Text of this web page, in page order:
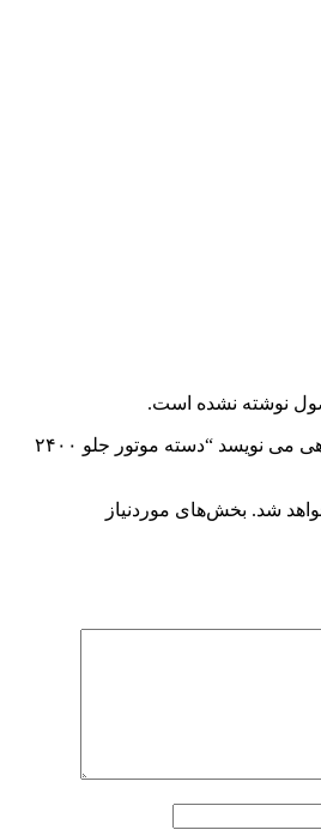
نوشته نشده است.
اولین کسی باشید که دیدگاهی می نویسد “دسته موتور جلو ۲۴۰۰
شد. بخش‌های موردنیاز